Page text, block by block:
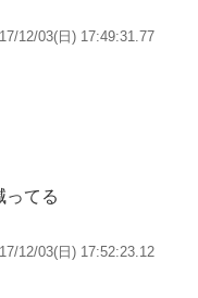
12/03(日) 17:49:31.77
ってる
12/03(日) 17:52:23.12